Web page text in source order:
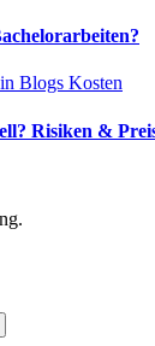
Blogs Kosten
Risiken &